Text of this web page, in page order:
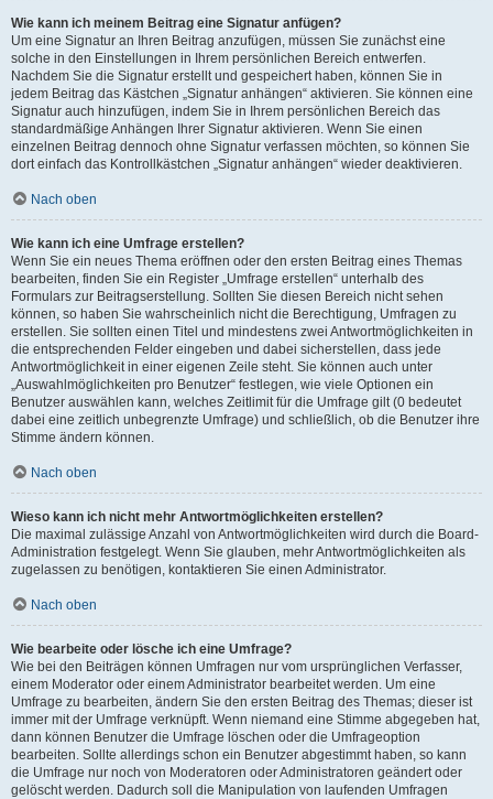
Wie kann ich meinem Beitrag eine Signatur anfügen?
Um eine Signatur an Ihren Beitrag anzufügen, müssen Sie zunächst eine
solche in den Einstellungen in Ihrem persönlichen Bereich entwerfen.
Nachdem Sie die Signatur erstellt und gespeichert haben, können Sie in
jedem Beitrag das Kästchen „Signatur anhängen“ aktivieren. Sie können eine
Signatur auch hinzufügen, indem Sie in Ihrem persönlichen Bereich das
standardmäßige Anhängen Ihrer Signatur aktivieren. Wenn Sie einen
einzelnen Beitrag dennoch ohne Signatur verfassen möchten, so können Sie
dort einfach das Kontrollkästchen „Signatur anhängen“ wieder deaktivieren.
Nach oben
Wie kann ich eine Umfrage erstellen?
Wenn Sie ein neues Thema eröffnen oder den ersten Beitrag eines Themas
bearbeiten, finden Sie ein Register „Umfrage erstellen“ unterhalb des
Formulars zur Beitragserstellung. Sollten Sie diesen Bereich nicht sehen
können, so haben Sie wahrscheinlich nicht die Berechtigung, Umfragen zu
erstellen. Sie sollten einen Titel und mindestens zwei Antwortmöglichkeiten in
die entsprechenden Felder eingeben und dabei sicherstellen, dass jede
Antwortmöglichkeit in einer eigenen Zeile steht. Sie können auch unter
„Auswahlmöglichkeiten pro Benutzer“ festlegen, wie viele Optionen ein
Benutzer auswählen kann, welches Zeitlimit für die Umfrage gilt (0 bedeutet
dabei eine zeitlich unbegrenzte Umfrage) und schließlich, ob die Benutzer ihre
Stimme ändern können.
Nach oben
Wieso kann ich nicht mehr Antwortmöglichkeiten erstellen?
Die maximal zulässige Anzahl von Antwortmöglichkeiten wird durch die Board-
Administration festgelegt. Wenn Sie glauben, mehr Antwortmöglichkeiten als
zugelassen zu benötigen, kontaktieren Sie einen Administrator.
Nach oben
Wie bearbeite oder lösche ich eine Umfrage?
Wie bei den Beiträgen können Umfragen nur vom ursprünglichen Verfasser,
einem Moderator oder einem Administrator bearbeitet werden. Um eine
Umfrage zu bearbeiten, ändern Sie den ersten Beitrag des Themas; dieser ist
immer mit der Umfrage verknüpft. Wenn niemand eine Stimme abgegeben hat,
dann können Benutzer die Umfrage löschen oder die Umfrageoption
bearbeiten. Sollte allerdings schon ein Benutzer abgestimmt haben, so kann
die Umfrage nur noch von Moderatoren oder Administratoren geändert oder
gelöscht werden. Dadurch soll die Manipulation von laufenden Umfragen